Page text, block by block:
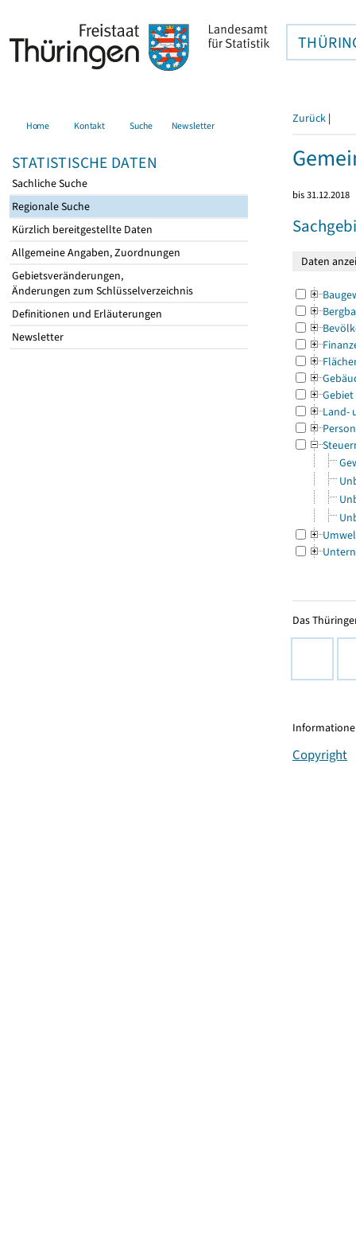
Home Kontakt Suche Newsletter
STATISTISCHE DATEN
Sachliche Suche
Regionale Suche
Kürzlich bereitgestellte Daten
Allgemeine Angaben, Zuordnungen
Gebietsveränderungen,
Änderungen zum Schlüsselverzeichnis
Definitionen und Erläuterungen
Newsletter
Zurück |
bis 31.12.2018
Gebiet
Land-
Das
Copyright